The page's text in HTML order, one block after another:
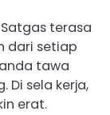
terasa
dari setiap
tawa
Di sela kerja,
erat.